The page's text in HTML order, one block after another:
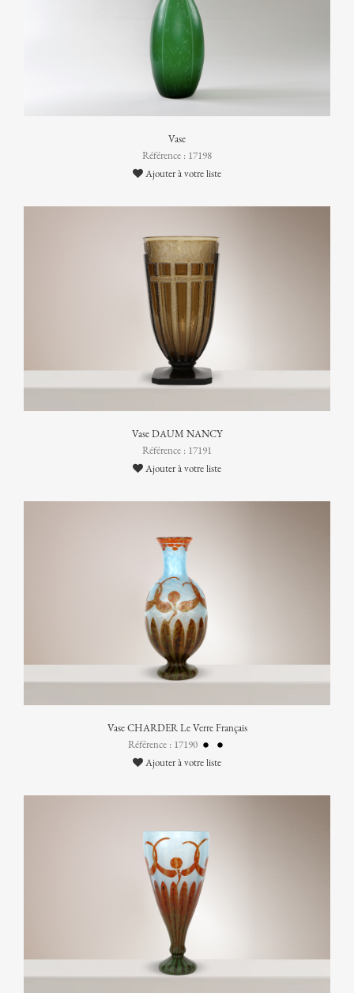
Vase
Référence : 17198
Ajouter à votre liste
Vase DAUM NANCY
Référence : 17191
Ajouter à votre liste
Vase CHARDER Le Verre Français
Référence : 17190
Ajouter à votre liste